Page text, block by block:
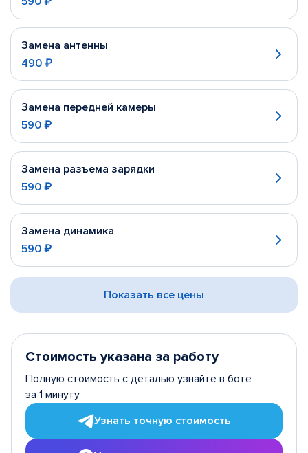
Замена антенны
490 ₽
Замена передней камеры
590 ₽
Замена разъема зарядки
590 ₽
Замена динамика
590 ₽
Показать все цены
Стоимость указана за работу
Полную стоимость с деталью узнайте в боте
за 1 минуту
Узнать точную стоимость